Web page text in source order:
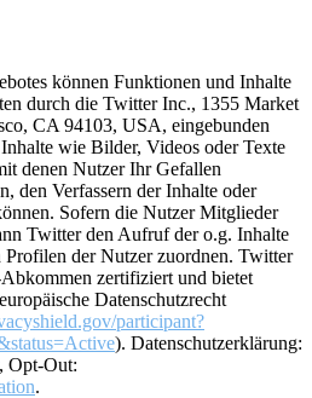
können Funktionen und Inhalte
durch die Twitter Inc., 1355 Market
CA 94103, USA, eingebunden
wie Bilder, Videos oder Texte
denen Nutzer Ihr Gefallen
den Verfassern der Inhalte oder
Sofern die Nutzer Mitglieder
Twitter den Aufruf der o.g. Inhalte
der Nutzer zuordnen. Twitter
zertifiziert und bietet
Datenschutzrecht
participant?
). Datenschutzerklärung:
, Opt-Out:
.